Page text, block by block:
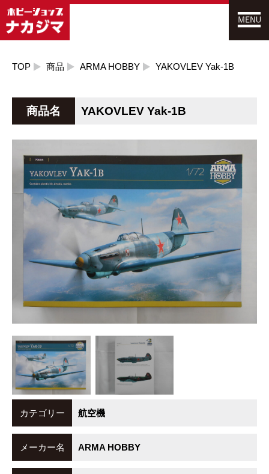
TOP 商品 ARMA HOBBY YAKOVLEV Yak-1B
商品名 YAKOVLEV Yak-1B
カテゴリー 航空機
メーカー名 ARMA HOBBY